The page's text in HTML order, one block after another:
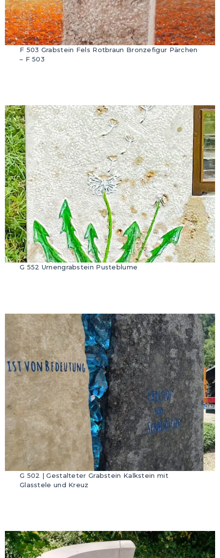
F 503 Grabstein Fels Rotbraun Bronzefigur Pärchen
– F 503
G 552 Urnengrabstein Pusteblume
G 502 | Gestalteter Grabstein Kalkstein mit
Glasstele und Kreuz